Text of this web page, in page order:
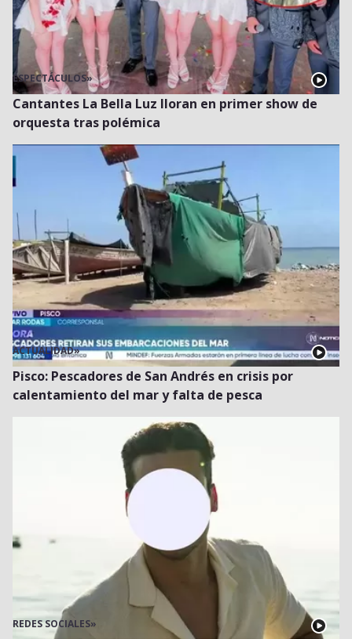
ESPECTÁCULOS»
Cantantes La Bella Luz lloran en primer show de
orquesta tras polémica
ACTUALIDAD»
Pisco: Pescadores de San Andrés en crisis por
calentamiento del mar y falta de pesca
REDES SOCIALES»